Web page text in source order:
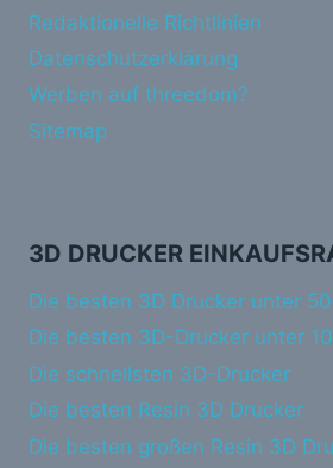
Redaktionelle Richtlinien
Datenschutzerklärung
Werben auf threedom?
Sitemap
3D DRUCKER
Die besten 3D Drucker unter
Die besten 3D-Drucker unter
Die schnellsten 3D-Drucker
Die besten Resin 3D Drucker
Die besten großen Resin 3D